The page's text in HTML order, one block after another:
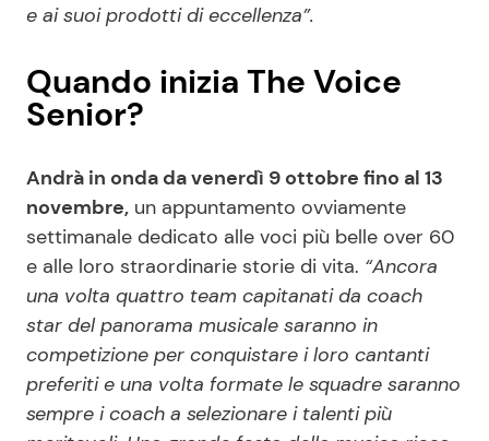
e ai suoi prodotti di eccellenza”.
Quando inizia The Voice
Senior?
Andrà in onda da venerdì 9 ottobre fino al 13
novembre, un appuntamento ovviamente
settimanale dedicato alle voci più belle over 60
e alle loro straordinarie storie di vita. “Ancora
una volta quattro team capitanati da coach
star del panorama musicale saranno in
competizione per conquistare i loro cantanti
preferiti e una volta formate le squadre saranno
sempre i coach a selezionare i talenti più